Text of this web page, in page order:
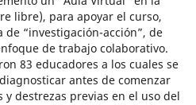
libre), para apoyar el curso,
“investigación-acción”, de
de trabajo colaborativo.
83 educadores a los cuales se
antes de comenzar
destrezas previas en el uso del